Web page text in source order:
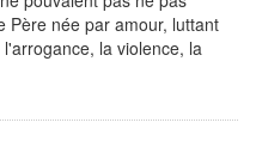
Père née par amour, luttant
la violence, la